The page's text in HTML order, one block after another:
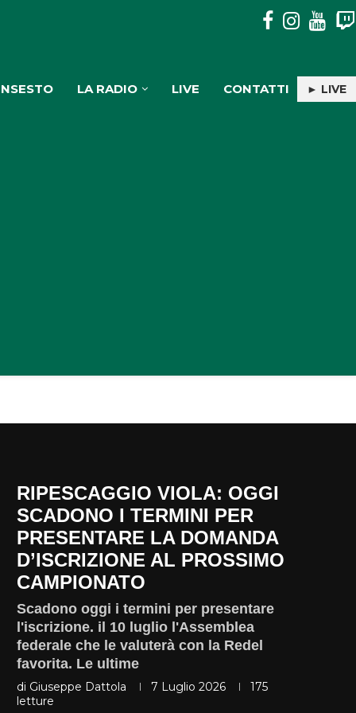
AL SOCIOLOGO FRANCESCO PIRA IL PREMIO CULTURALE
LA RADIO LIVE CONTATTI ► LIVE
RIPESCAGGIO VIOLA: OGGI
SCADONO I TERMINI PER
PRESENTARE LA DOMANDA
D’ISCRIZIONE AL PROSSIMO
CAMPIONATO
Scadono oggi i termini per presentare
l'iscrizione. il 10 luglio l'Assemblea
federale che le valuterà con la Redel
favorita. Le ultime
di Giuseppe Dattola 7 Luglio 2026
175
letture